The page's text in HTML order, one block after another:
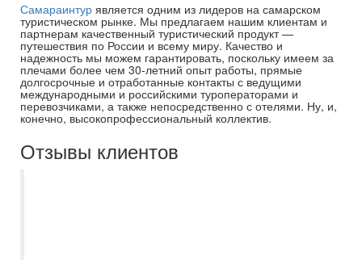
Самараинтур является одним из лидеров на самарском
туристическом рынке. Мы предлагаем нашим клиентам и
партнерам качественный туристический продукт —
путешествия по России и всему миру. Качество и
надежность мы можем гарантировать, поскольку имеем за
плечами более чем 30-летний опыт работы, прямые
долгосрочные и отработанные контакты с ведущими
международными и российскими туроператорами и
перевозчиками, а также непосредственно с отелями. Ну, и,
конечно, высокопрофессиональный коллектив.
Отзывы клиентов